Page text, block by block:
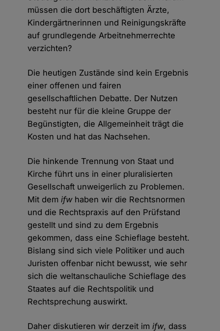
müssen die dort beschäftigten Ärzte,
Kindergärtnerinnen und Reinigungskräfte
auf grundlegende Arbeitnehmerrechte
verzichten?
Die heutigen Zustände sind kein Ergebnis
einer offenen und fairen
gesellschaftlichen Debatte. Der Nutzen
besteht nur für die kleine Gruppe der
Begünstigten, die Allgemeinheit trägt die
Kosten und hat das Nachsehen.
Die hinkende Trennung von Staat und
Kirche führt uns in einer pluralisierten
Gesellschaft unweigerlich zu Problemen.
Mit demifwhaben wir die Rechtsnormen
und die Rechtspraxis auf den Prüfstand
gestellt und sind zu dem Ergebnis
gekommen, dass eine Schieflage besteht.
Bislang sind sich viele Politiker und auch
Juristen offenbar nicht bewusst, wie sehr
sich die weltanschauliche Schieflage des
Staates auf die Rechtspolitik und
Rechtsprechung auswirkt.
Daher diskutieren wir derzeit imifw, dass